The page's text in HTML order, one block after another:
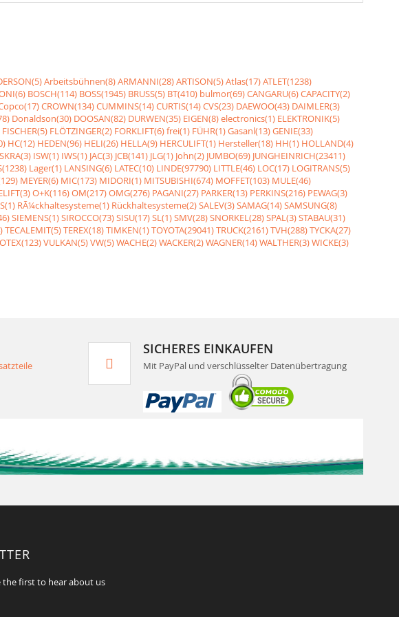
Arbeitsbühnen(8)ARMANNI(28)ARTISON(5)Atlas(17)ATLET(1238)
BOSCH(114) BOSS(1945) BRUSS(5) BT(410) bulmor(69)CANGARU(6)CAPACITY(2)
CROWN(134)CUMMINS(14)CURTIS(14)CVS(23) DAEWOO(43) DAIMLER(3)
Donaldson(30) DOOSAN(82) DURWEN(35) EIGEN(8)electronics(1) ELEKTRONIK(5)
FISCHER(5) FLÖTZINGER(2) FORKLIFT(6)frei(1) FÜHR(1)Gasanl(13)GENIE(33)
HC(12) HEDEN(96) HELI(26) HELLA(9) HERCULIFT(1) Hersteller(18) HH(1) HOLLAND(4)
ISW(1) IWS(1) JAC(3) JCB(141) JLG(1) John(2) JUMBO(69) JUNGHEINRICH(23411)
Lager(1) LANSING(6) LATEC(10) LINDE(97790) LITTLE(46) LOC(17) LOGITRANS(5)
MEYER(6) MIC(173) MIDORI(1) MITSUBISHI(674) MOFFET(103) MULE(46)
O+K(116)OM(217)OMG(276) PAGANI(27) PARKER(13) PERKINS(216) PEWAG(3)
RÃ¼ckhaltesysteme(1) Rückhaltesysteme(2)SALEV(3)SAMAG(14)SAMSUNG(8)
SIEMENS(1)SIROCCO(73)SISU(17)SL(1)SMV(28)SNORKEL(28)SPAL(3)STABAU(31)
TECALEMIT(5)TEREX(18)TIMKEN(1)TOYOTA(29041)TRUCK(2161)TVH(288)TYCKA(27)
VULKAN(5)VW(5)WACHE(2)WACKER(2)WAGNER(14)WALTHER(3)WICKE(3)
SICHERES EINKAUFEN
Mit PayPal und verschlüsselter Datenübertragung
the first to hear about us